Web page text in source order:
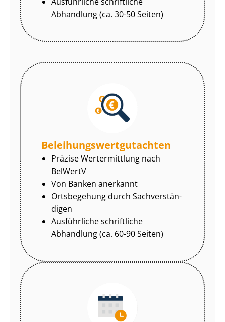
Abhandlung (ca. 30-50 Seiten)
Be­lei­hungs­wert­gut­ach­ten
Präzise Wertermittlung nach
BelWertV
Von Banken anerkannt
Ortsbegehung durch Sach­ver­stän­
di­gen
Ausführliche schriftliche
Abhandlung (ca. 60-90 Seiten)